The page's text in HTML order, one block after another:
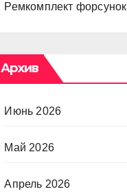
Ремкомплект форсунок
Архив
Июнь 2026
Май 2026
Апрель 2026